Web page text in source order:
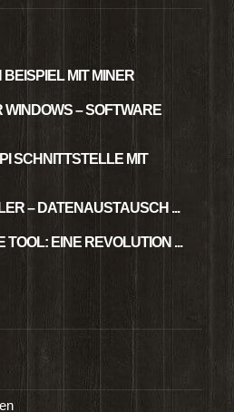
MIT MINER
– SOFTWARE
SCHNITTSTELLE MIT
– DATENAUSTAUSCH ...
TOOL: EINE REVOLUTION ...